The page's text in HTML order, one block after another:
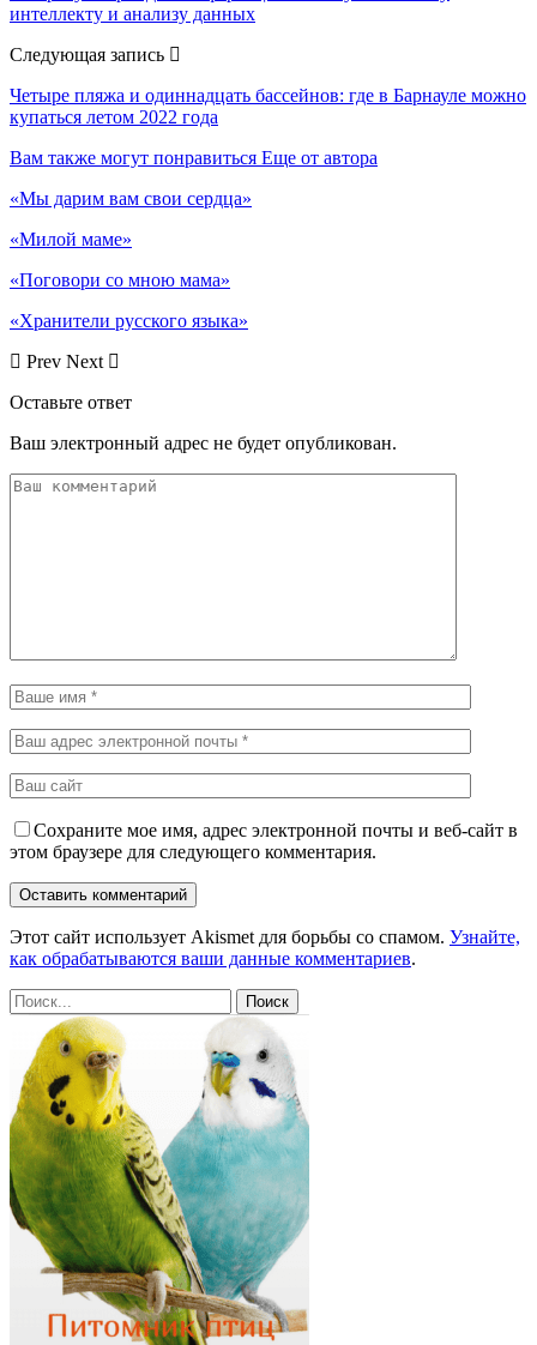
интеллекту и анализу данных
Следующая запись
Четыре пляжа и одиннадцать бассейнов: где в Барнауле можно
купаться летом 2022 года
Вам также могут понравиться Еще от автора
«Мы дарим вам свои сердца»
«Милой маме»
«Поговори со мною мама»
«Хранители русского языка»
Prev Next
Оставьте ответ
Ваш электронный адрес не будет опубликован.
Сохраните мое имя, адрес электронной почты и веб-сайт в
этом браузере для следующего комментария.
Этот сайт использует Akismet для борьбы со спамом. Узнайте,
как обрабатываются ваши данные комментариев.